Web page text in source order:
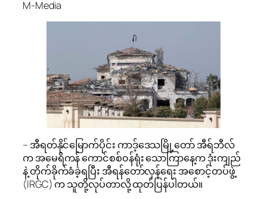
M-Media
– အီရတ်နိုင်မြောက်ပိုင်း ကာဒ့်ဒေသမြို့တော် အီရ်ဘီလ်
က အမေရိကန် ကောင်စစ်၀န်ရုံး သောကြာနေ့က ဒုံးကျည်
နဲ့ တိုက်ခိုက်ခံခဲ့ရပြီး အီရန်တော်လှန်ရေး အစောင့်တပ်ဖွဲ့
(IRGC) က သူတို့လုပ်တာလို့ ထုတ်ပြန်ပါတယ်။